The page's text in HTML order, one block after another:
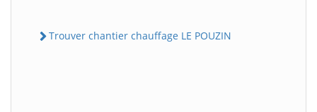
Trouver chantier chauffage LE POUZIN